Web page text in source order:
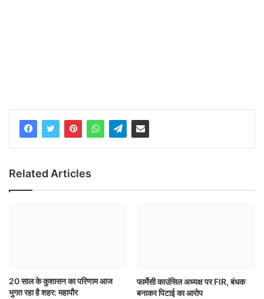
Related Articles
20 साल के कुशासन का परिणाम आज
भुगत रहा है शहर: महापौर
फार्मेसी काउंसिल अध्यक्ष पर FIR, बंधक
बनाकर पिटाई का आरोप